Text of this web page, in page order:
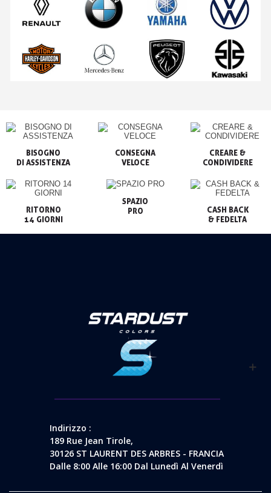
BISOGNO
CONSEGNA
VELOCE
CREARE &
CONDIVIDERE
RITORNO
14 GIORNI
SPAZIO
PRO
CASH BACK
& FEDELTA
Indirizzo :
189 Rue Jean Tirole,
30126 ST LAURENT DES ARBRES - FRANCIA
Dalle 8:00 Alle 16:00 Dal Lunedì Al Venerdì